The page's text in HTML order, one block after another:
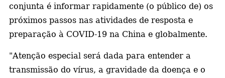
conjunta é informar rapidamente (o público de) os
próximos passos nas atividades de resposta e
preparação à COVID-19 na China e globalmente.
"Atenção especial será dada para entender a
transmissão do vírus, a gravidade da doença e o